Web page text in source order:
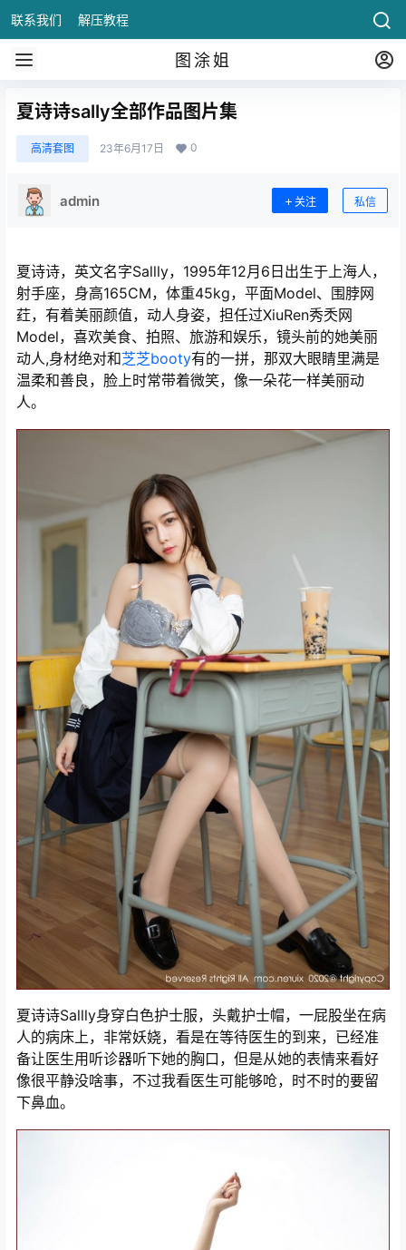
联系我们 解压教程
图涂姐
夏诗诗sally全部作品图片集
高清套图 23年6月17日 0
admin 关注 私信
夏诗诗，英文名字Sallly，1995年12月6日出生于上海人，
射手座，身高165CM，体重45kg，平面Model、围脖网
荭，有着美丽颜值，动人身姿，担任过XiuRen秀秂网
Model，喜欢美食、拍照、旅游和娱乐，镜头前的她美丽
动人,身材绝对和芝芝booty有的一拼，那双大眼睛里满是
温柔和善良，脸上时常带着微笑，像一朵花一样美丽动
人。
夏诗诗Sallly身穿白色护士服，头戴护士帽，一屁股坐在病
人的病床上，非常妖娆，看是在等待医生的到来，已经准
备让医生用听诊器听下她的胸口，但是从她的表情来看好
像很平静没啥事，不过我看医生可能够呛，时不时的要留
下鼻血。